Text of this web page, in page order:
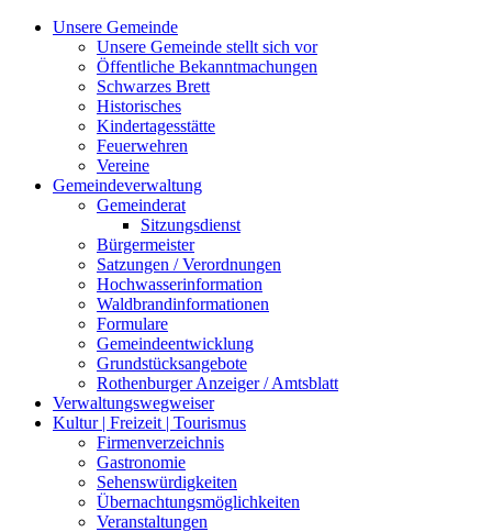
Unsere Gemeinde
Unsere Gemeinde stellt sich vor
Öffentliche Bekanntmachungen
Schwarzes Brett
Historisches
Kindertagesstätte
Feuerwehren
Vereine
Gemeindeverwaltung
Gemeinderat
Sitzungsdienst
Bürgermeister
Satzungen / Verordnungen
Hochwasserinformation
Waldbrandinformationen
Formulare
Gemeindeentwicklung
Grundstücksangebote
Rothenburger Anzeiger / Amtsblatt
Verwaltungswegweiser
Kultur | Freizeit | Tourismus
Firmenverzeichnis
Gastronomie
Sehenswürdigkeiten
Übernachtungsmöglichkeiten
Veranstaltungen